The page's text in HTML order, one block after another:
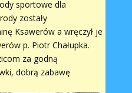
sportowe dla
zostały
Ksawerów a wręczył je
p. Piotr Chałupka.
za godną
dobrą zabawę